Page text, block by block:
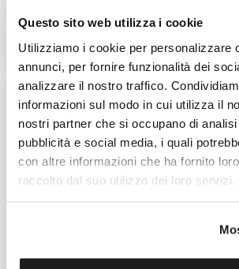
Questo sito web utilizza i cookie
Utilizziamo i cookie per personalizzare
annunci, per fornire funzionalità dei
analizzare il nostro traffico.
informazioni sul modo in cui utilizza il
nostri partner che si occupano di analisi
pubblicità e social media, i quali
con altre informazioni che ha fornito
raccolto dal suo utilizzo dei loro servizi.
CONTATTA UN VENDITORE